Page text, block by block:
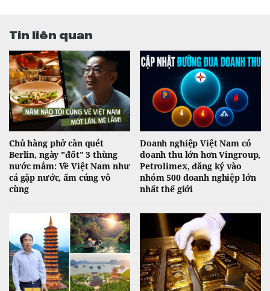
Tin liên quan
Chủ hàng phở càn quét
Berlin, ngày "đốt" 3 thùng
nước mắm: Về Việt Nam như
cá gặp nước, ấm cúng vô
cùng
Doanh nghiệp Việt Nam có
doanh thu lớn hơn Vingroup,
Petrolimex, đăng ký vào
nhóm 500 doanh nghiệp lớn
nhất thế giới